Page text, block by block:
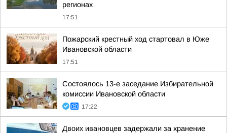
регионах
17:51
Пожарский крестный ход стартовал в Юже
Ивановской области
17:51
Состоялось 13-е заседание Избирательной
комиссии Ивановской области
17:22
Двоих ивановцев задержали за хранение